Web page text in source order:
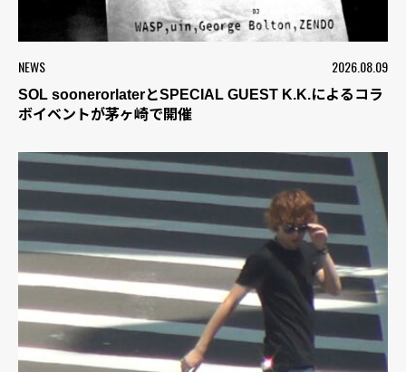
NEWS 2026.08.09
SOL soonerorlaterとSPECIAL GUEST K.K.によるコラ
ボイベントが茅ヶ崎で開催